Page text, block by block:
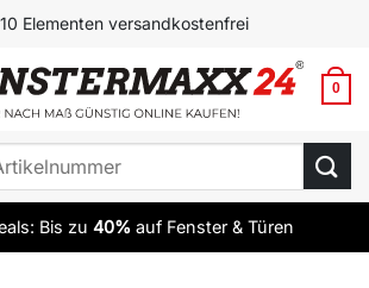
Elementen versandkostenfrei
0
Bis zu 40% auf Fenster & Türen